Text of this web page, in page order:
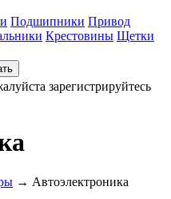
Подшипники Привод
Крестовины Щетки
зарегистрируйтесь
→ Автоэлектроника